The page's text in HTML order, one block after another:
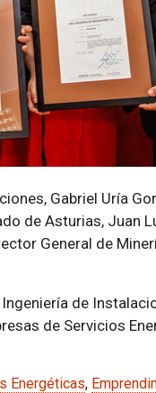
Gabriel Uría
de Asturias, Juan
General de
de
de Servicios
Energéticas,